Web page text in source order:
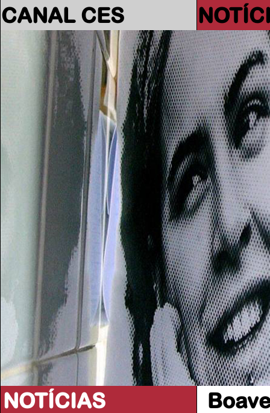
CANAL CES
NOTÍCIAS